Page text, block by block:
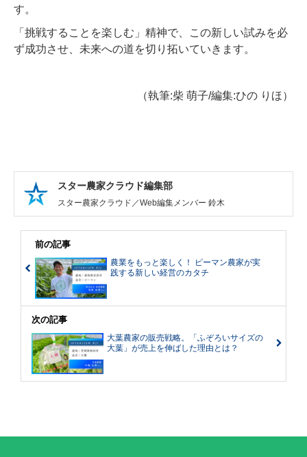
す。
「挑戦することを楽しむ」精神で、この新しい試みを必
ず成功させ、未来への道を切り拓いていきます。
（執筆:柴 萌子/編集:ひの りほ）
スター農家クラウド編集部
スター農家クラウド／Web編集メンバー 鈴木
前の記事
農業をもっと楽しく！ ピーマン農家が実
践する新しい経営のカタチ
次の記事
大葉農家の販売戦略。「ふぞろいサイズの
大葉」が売上を伸ばした理由とは？